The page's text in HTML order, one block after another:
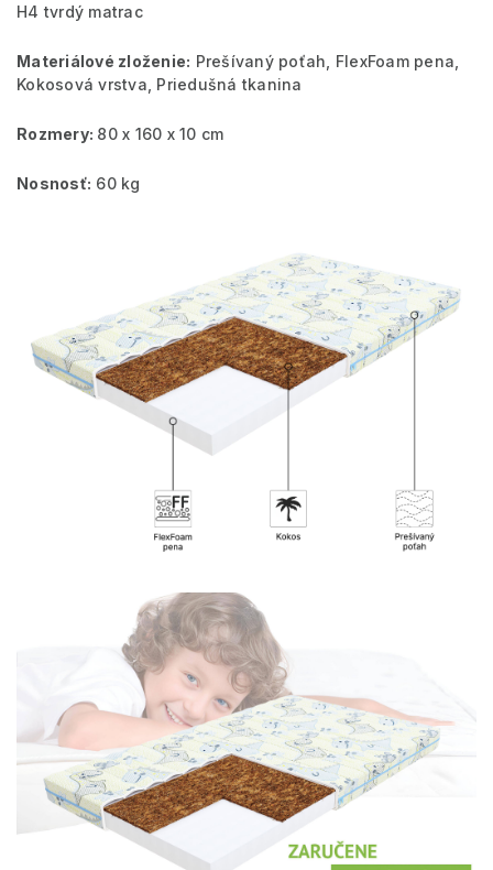
H4 tvrdý matrac
Materiálové zloženie: Prešívaný poťah, FlexFoam pena,
Kokosová vrstva, Priedušná tkanina
Rozmery: 80 x 160 x 10 cm
Nosnosť: 60 kg